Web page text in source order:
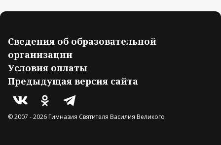
Сведения об образовательной
организации
Условия оплаты
Предыдущая версия сайта
© 2007 -2026 Гимназия Святителя Василия Великого